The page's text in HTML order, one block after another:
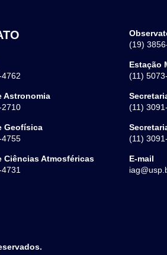
Astronomia
2710
Geofísica
4755
Ciências Atmosféricas
4731
(19)
Estação
(11)
(11)
(11)
E-mail